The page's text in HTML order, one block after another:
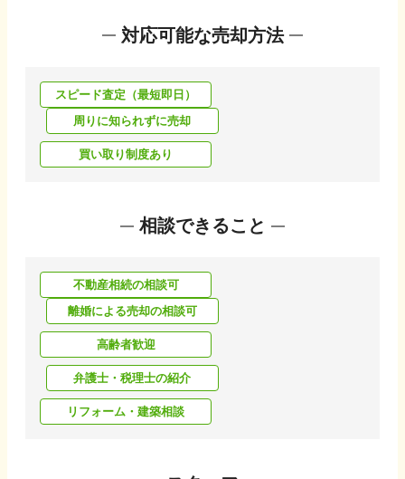
対応可能な売却方法
スピード査定（最短即日）
周りに知られずに売却
買い取り制度あり
相談できること
不動産相続の相談可
離婚による売却の相談可
高齢者歓迎
弁護士・税理士の紹介
リフォーム・建築相談